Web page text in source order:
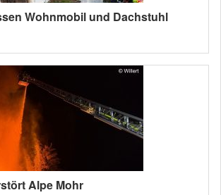
Wohnmobil und Dachstuhl
Alpe Mohr